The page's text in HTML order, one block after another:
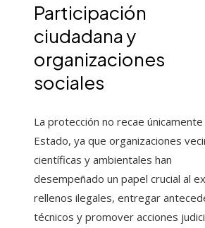
Participación
ciudadana y
organizaciones
sociales
La protección no recae únicamente
Estado, ya que organizaciones
científicas y ambientales han
desempeñado un papel crucial al
rellenos ilegales, entregar
técnicos y promover acciones